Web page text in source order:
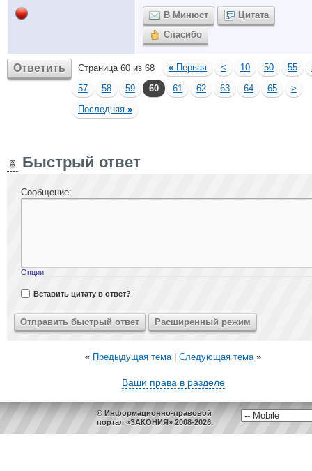
В Минюст
Цитата
Спасибо
Ответить Страница 60 из 68 « Первая < 10 50 55
57
58 59 60 61 62 63 64 65
>
Последняя »
Быстрый ответ
Сообщение:
Опции
Вставить цитату в ответ?
« Предыдущая тема| Следующая тема »
Ваши права в разделе
© Информационно-правовой
портал «ЗАКОНИЯ» 2008-2026.